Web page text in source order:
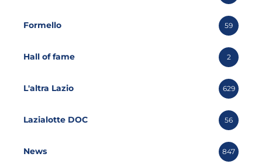
Formello 59
Hall of fame 2
L'altra Lazio 629
Lazialotte DOC 56
News 847